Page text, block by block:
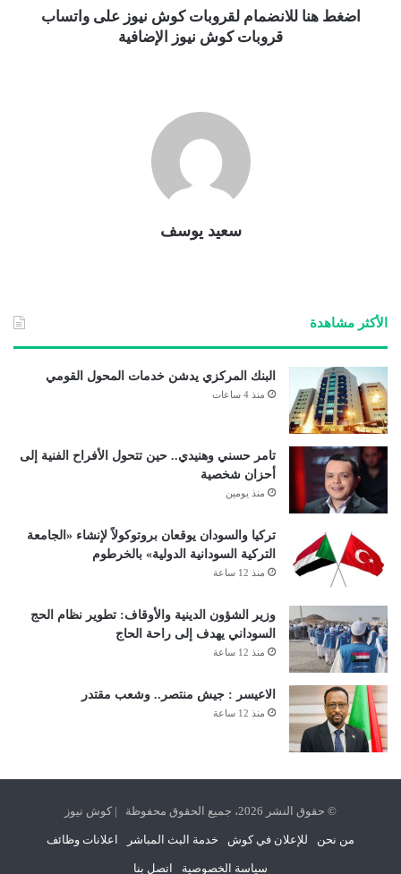
اضغط هنا للانضمام لقروبات كوش نيوز على واتساب
قروبات كوش نيوز الإضافية
سعيد يوسف
الأكثر مشاهدة
البنك المركزي يدشن خدمات المحول القومي
منذ 4 ساعات
تامر حسني وهنيدي.. حين تتحول الأفراح الفنية إلى
أحزان شخصية
منذ يومين
تركيا والسودان يوقعان بروتوكولاً لإنشاء «الجامعة
التركية السودانية الدولية» بالخرطوم
منذ 12 ساعة
وزير الشؤون الدينية والأوقاف: تطوير نظام الحج
السوداني يهدف إلى راحة الحاج
منذ 12 ساعة
الاعيسر : جيش منتصر.. وشعب مقتدر
منذ 12 ساعة
© حقوق النشر 2026، جميع الحقوق محفوظة | كوش نيوز
من نحن للإعلان في كوش خدمة البث المباشر اعلانات وظائف
سياسة الخصوصية اتصل بنا